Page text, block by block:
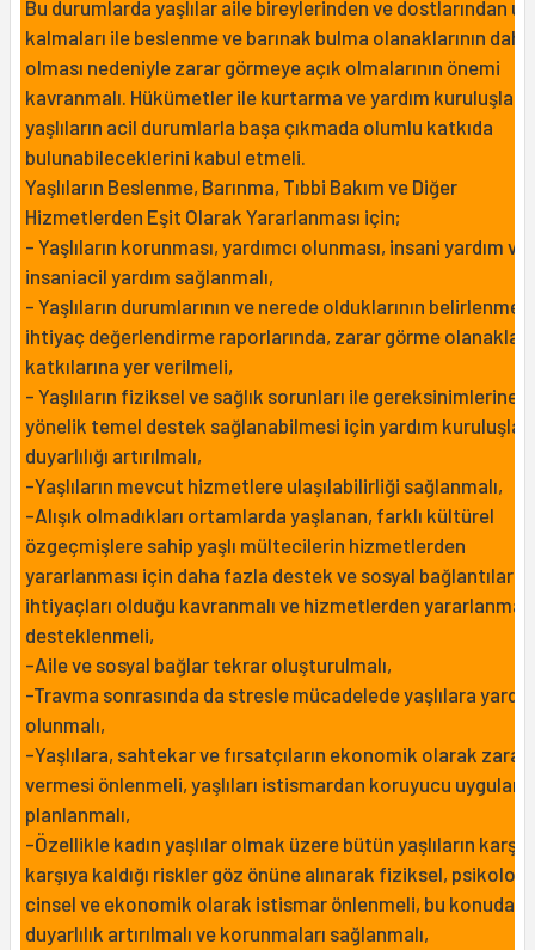
Bu durumlarda yaşlılar aile bireylerinden ve dostlarından
kalmaları ile beslenme ve barınak bulma olanaklarının
olması nedeniyle zarar görmeye açık olmalarının önemi
kavranmalı. Hükümetler ile kurtarma ve yardım kuruluşları,
yaşlıların acil durumlarla başa çıkmada olumlu katkıda
bulunabileceklerini kabul etmeli.
Yaşlıların Beslenme, Barınma, Tıbbi Bakım ve Diğer
Hizmetlerden Eşit Olarak Yararlanması için;
- Yaşlıların korunması, yardımcı olunması, insani yardım ve
insaniacil yardım sağlanmalı,
- Yaşlıların durumlarının ve nerede olduklarının belirlenmeli
ihtiyaç değerlendirme raporlarında, zarar görme olanakları
katkılarına yer verilmeli,
- Yaşlıların fiziksel ve sağlık sorunları ile gereksinimlerine
yönelik temel destek sağlanabilmesi için yardım
duyarlılığı artırılmalı,
-Yaşlıların mevcut hizmetlere ulaşılabilirliği sağlanmalı,
-Alışık olmadıkları ortamlarda yaşlanan, farklı kültürel
özgeçmişlere sahip yaşlı mültecilerin hizmetlerden
yararlanması için daha fazla destek ve sosyal bağlantılara
ihtiyaçları olduğu kavranmalı ve hizmetlerden
desteklenmeli,
-Aile ve sosyal bağlar tekrar oluşturulmalı,
-Travma sonrasında da stresle mücadelede yaşlılara
olunmalı,
-Yaşlılara, sahtekar ve fırsatçıların ekonomik olarak zarar
vermesi önlenmeli, yaşlıları istismardan koruyucu
planlanmalı,
-Özellikle kadın yaşlılar olmak üzere bütün yaşlıların karşı
karşıya kaldığı riskler göz önüne alınarak fiziksel,
cinsel ve ekonomik olarak istismar önlenmeli, bu konuda
duyarlılık artırılmalı ve korunmaları sağlanmalı,